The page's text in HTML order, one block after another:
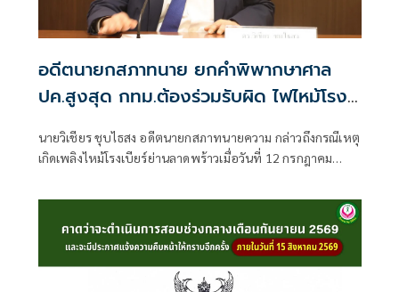
อดีตนายกสภาทนาย ยกคำพิพากษาศาล
ปค.สูงสุด กทม.ต้องร่วมรับผิด ไฟไหม้โรง
นายวิเชียร ชุบไธสง อดีตนายกสภาทนายความ กล่าวถึงกรณีเหตุ
เกิดเพลิงไหม้โรงเบียร์ย่านลาดพร้าวเมื่อวันที่ 12 กรกฎาคม
เกิดเพลิงไหม้ครั้งนี้ไม่ใช่โศกนาฏกรรมที่สลดสยองครั้งแรกของ
ประเทศไทย แต่เคยเกิดมีขึ้นมาแล้วจากกรณีเพลิงไหม้พับดัง
ย่านสุขุมวิท และหากหน่วยงานที่เกี่ยวข้องยังขาดมาตรการ